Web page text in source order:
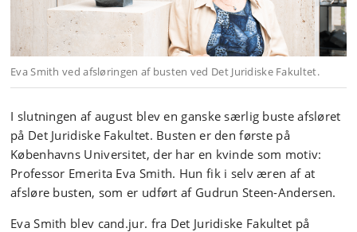
Eva Smith ved afsløringen af busten ved Det Juridiske Fakultet.
I slutningen af august blev en ganske særlig buste afsløret
på Det Juridiske Fakultet. Busten er den første på
Københavns Universitet, der har en kvinde som motiv:
Professor Emerita Eva Smith. Hun fik i selv æren af at
afsløre busten, som er udført af Gudrun Steen-Andersen.
Eva Smith blev cand.jur. fra Det Juridiske Fakultet på